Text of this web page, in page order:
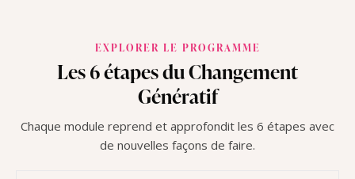
EXPLORER LE PROGRAMME
Les 6 étapes du Changement
Génératif
Chaque module reprend et approfondit les 6 étapes avec
de nouvelles façons de faire.